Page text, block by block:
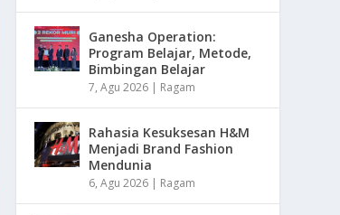
Ganesha Operation:
Program Belajar, Metode,
Bimbingan Belajar
7, Agu 2026 | Ragam
Rahasia Kesuksesan H&M
Menjadi Brand Fashion
Mendunia
6, Agu 2026 | Ragam